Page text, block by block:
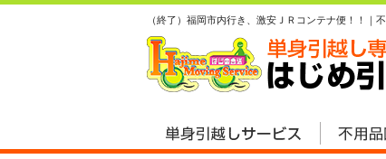
（終了）福岡市内行き、激安ＪＲコンテナ便！！｜